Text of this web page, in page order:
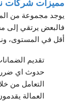
مميز ات شركات
يوجد مجموعة من
فالبعض يرتقي إلى
أقل في المستوى،
تقديم
حدوث اي
التعامل من
العمالة